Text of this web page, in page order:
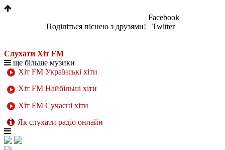
Поділіться піснею з друзями!
Facebook
Twitter
Слухати Хіт FM
ще більше музики
Хіт FM Українські хіти
Хіт FM Найбільші хіти
Хіт FM Сучасні хіти
Як слухати радіо онлайн